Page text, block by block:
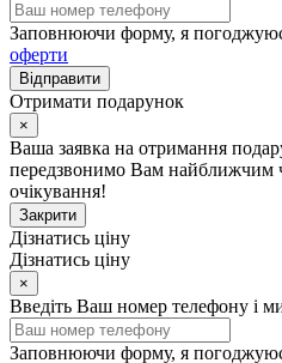
Заповнюючи форму, я
оферти
Відправити
Отримати подарунок
×
Ваша заявка на отримання
передзвонимо Вам найближчим
очікування!
Закрити
Дізнатись ціну
Дізнатись ціну
×
Введіть Ваш номер телефону і
Заповнюючи форму, я